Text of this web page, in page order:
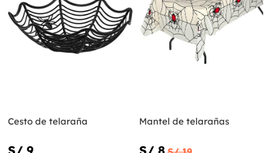
Cesto de telaraña Mantel de telarañas